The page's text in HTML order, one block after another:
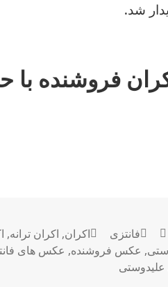
شد.
فروشنده با
نویسنده
دسته‌ها
فانتزی برچسب‌ها
اکران, اکران ترانه,
, عکس فروشنده, عکس های